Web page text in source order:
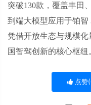
突破130款，覆盖丰田
到端大模型应用于铂智
凭借开放生态与规模
国智驾创新的核心枢纽
点赞(